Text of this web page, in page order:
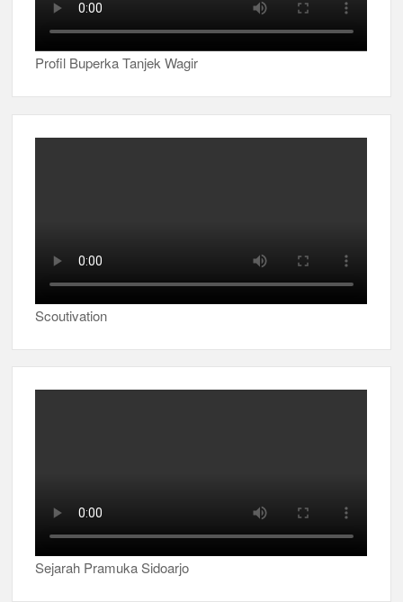
Profil Buperka Tanjek Wagir
Scoutivation
Sejarah Pramuka Sidoarjo